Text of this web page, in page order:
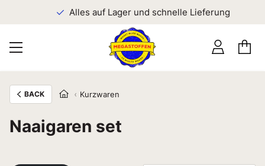
Alles auf Lager und schnelle Lieferung
BACK Kurzwaren
Naaigaren set